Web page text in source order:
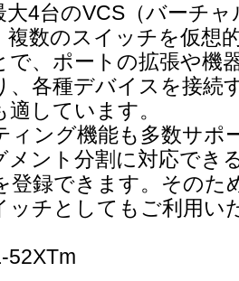
大4台のVCS（バーチ
複数のスイッチを仮想
で、ポートの拡張や機
、各種デバイスを接続
しています。
ィング機能も多数サポ
メント分割に対応でき
登録できます。そのた
ッチとしてもご利用い
52XTm